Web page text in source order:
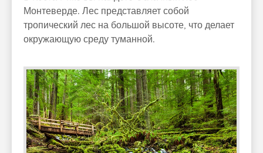
Монтеверде. Лес представляет собой
тропический лес на большой высоте, что делает
окружающую среду туманной.